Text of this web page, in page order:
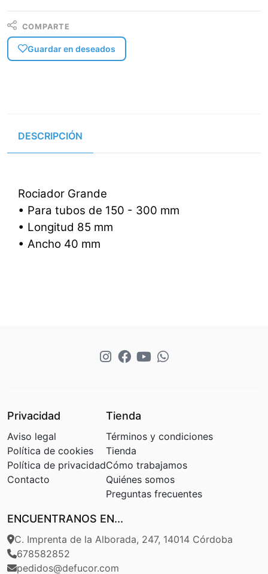
COMPARTE
Guardar en deseados
DESCRIPCIÓN
Rociador Grande
• Para tubos de 150 - 300 mm
• Longitud 85 mm
• Ancho 40 mm
Privacidad
Aviso legal
Política de cookies
Política de privacidad
Contacto
Tienda
Términos y condiciones
Tienda
Cómo trabajamos
Quiénes somos
Preguntas frecuentes
ENCUENTRANOS EN...
C. Imprenta de la Alborada, 247, 14014 Córdoba
678582852
pedidos@defucor.com